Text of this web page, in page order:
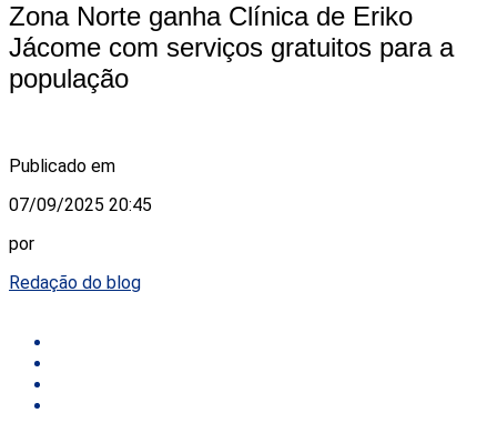
Zona Norte ganha Clínica de Eriko
Jácome com serviços gratuitos para a
população
Publicado em
07/09/2025 20:45
por
Redação do blog